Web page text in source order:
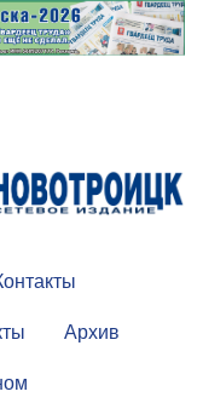
Архив